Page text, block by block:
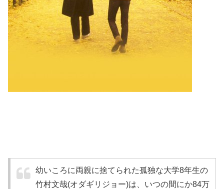
幼いころに両親に捨てられた孤独な大学8年生の
竹村文哉(オダギリジョー)は、いつの間にか84万